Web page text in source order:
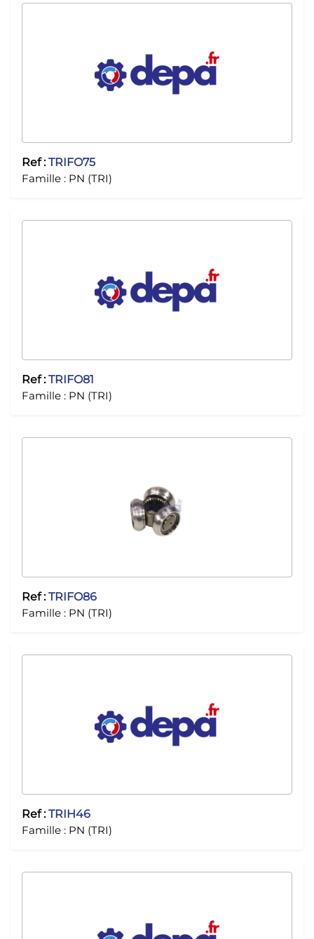
Ref :TRIFO75
Famille : PN (TRI)
Ref :TRIFO81
Famille : PN (TRI)
Ref :TRIFO86
Famille : PN (TRI)
Ref :TRIH46
Famille : PN (TRI)